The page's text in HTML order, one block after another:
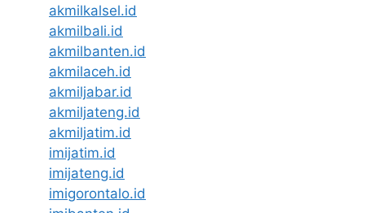
akmilkalsel.id
akmilbali.id
akmilbanten.id
akmilaceh.id
akmiljabar.id
akmiljateng.id
akmiljatim.id
imijatim.id
imijateng.id
imigorontalo.id